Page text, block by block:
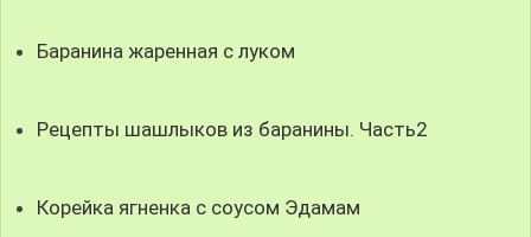
Баранина жаренная с луком
Рецепты шашлыков из баранины. Часть2
Корейка ягненка с соусом Эдамам